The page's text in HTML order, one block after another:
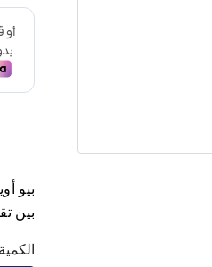
بين
الكمية